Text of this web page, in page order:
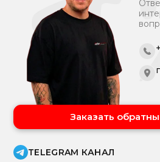
Заказать
TELEGRAM КАНАЛ